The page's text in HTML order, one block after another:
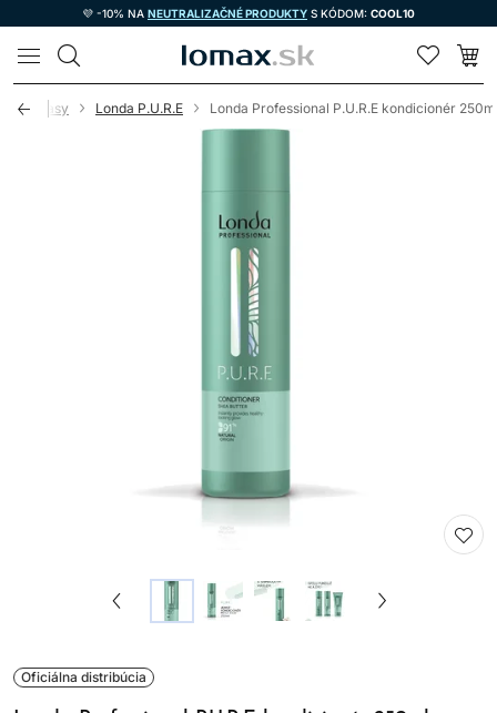
💜 -10% NA NEUTRALIZAČNÉ PRODUKTY S KÓDOM: COOL10
LOMAX
o vlasy Londa P.U.R.E Londa Professional P.U.R.E kondicionér
Oficiálna distribúcia